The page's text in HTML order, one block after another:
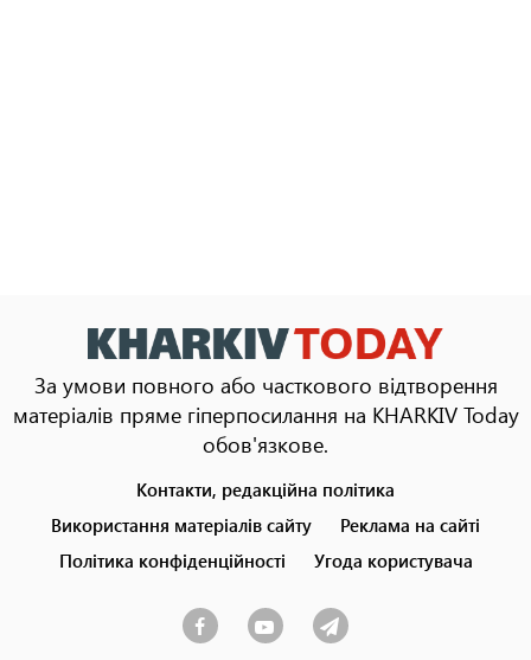
За умови повного або часткового відтворення
матеріалів пряме гіперпосилання на KHARKIV Today
обов'язкове.
menu
Контакти, редакційна політика
Використання матеріалів сайту
Реклама на сайті
Політика конфіденційності
Угода користувача